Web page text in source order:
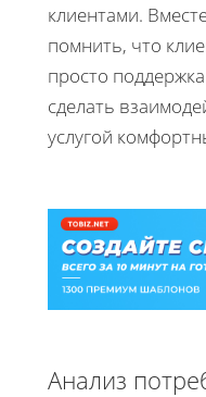
клиентами.
помнить, что
просто
сделать
услугой
Анализ